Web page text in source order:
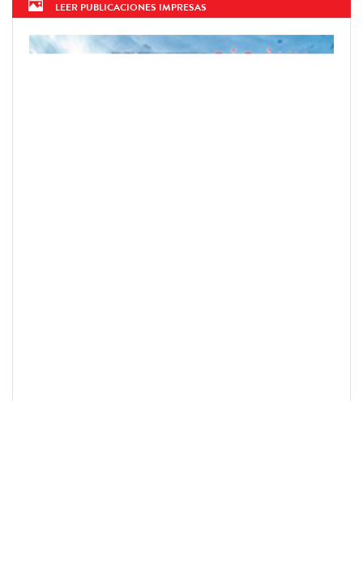
LEER PUBLICACIONES IMPRESAS